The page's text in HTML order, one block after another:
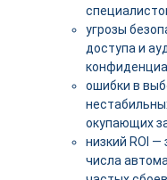
угрозы
доступа и
ошибки в
окупающих
низкий ROI —
числа